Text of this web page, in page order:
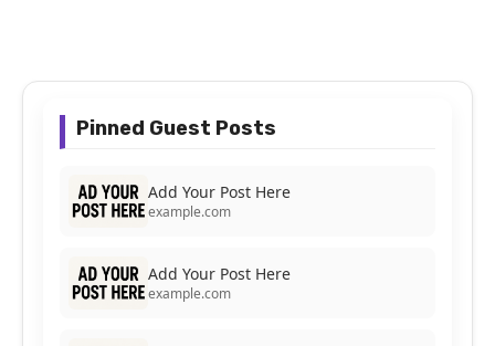
Pinned Guest Posts
Add Your Post Here
example.com
Add Your Post Here
example.com